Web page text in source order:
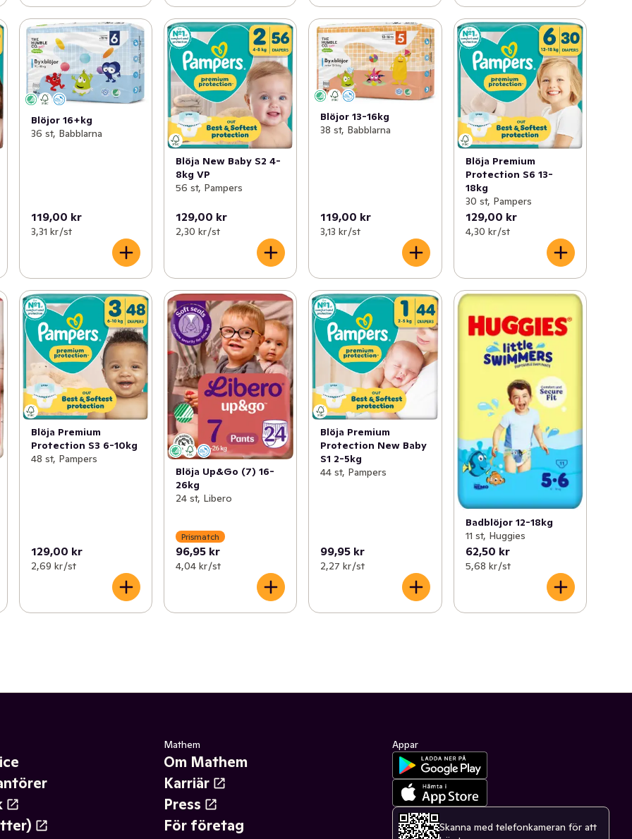
Blöjor 16+kg
36 st, Babblarna
119,00 kr
3,31 kr /st
Blöja New Baby S2 4-
8kg VP
56 st, Pampers
129,00 kr
2,30 kr /st
Blöjor 13-16kg
38 st, Babblarna
119,00 kr
3,13 kr /st
Blöja Premium
Protection S6 13-
18kg
30 st, Pampers
129,00 kr
4,30 kr /st
Blöja Premium
Protection S3 6-10kg
48 st, Pampers
129,00 kr
2,69 kr /st
Blöja Up&Go (7) 16-
26kg
24 st, Libero
Prismatch
96,95 kr
4,04 kr /st
Blöja Premium
Protection New Baby
S1 2-5kg
44 st, Pampers
99,95 kr
2,27 kr /st
Badblöjor 12-18kg
11 st, Huggies
62,50 kr
5,68 kr /st
Mathem
Om Mathem
Karriär
Press
För företag
Appar
Skanna med telefonkameran för att